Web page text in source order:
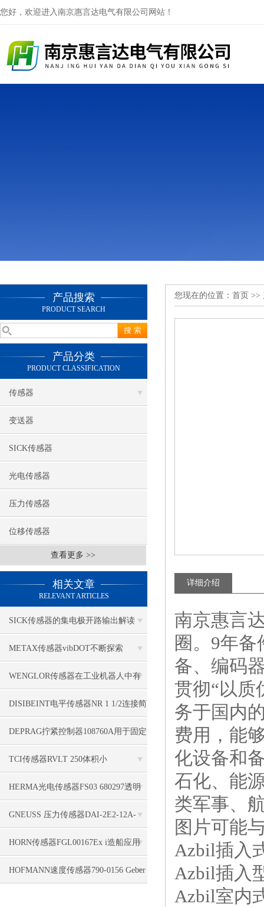
您好，欢迎进入南京惠言达电气有限公司网站！
产品搜索
PRODUCT SEARCH
产品分类
PRODUCT CLASSIFICATION
传感器
变送器
SICK传感器
光电传感器
压力传感器
位移传感器
查看更多 >>
相关文章
RELEVANT ARTICLES
SICK传感器的集电极开路输出解读
METAX传感器vibDOT不断探索
SGD185-1
WENGLOR传感器在工业机器人中有
哪些应用？
DISIBEINT电平传感器NR 1 1/2连接简
单
DEPRAG拧紧控制器108760A用于固定
应用
TCI传感器RVLT 250体积小
HERMA光电传感器FS03 680297透明
标签使用
GNEUSS 压力传感器DAI-2E2-12A-
B50Z-S0-F5-R-W-6P支持
HORN传感器FGL00167Ex i造船应用
HOFMANN速度传感器790-0156 Geber
您现在的位置： 首页 >>
详细介绍
南京惠言
圈。9年
备、编码
贯彻“以质
务于国内
费用，能
化设备和
石化、能
类军事、
图片可能
Azbil插入
Azbil插入
Azbil室内